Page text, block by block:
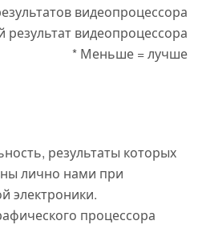
видеопроцессора
результат видеопроцессора
* Меньше = лучше
результаты которых
лично нами при
электроники.
процессора